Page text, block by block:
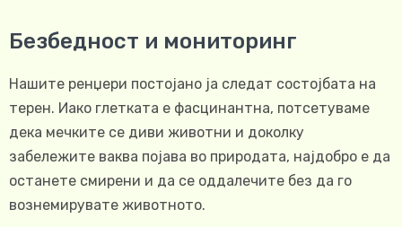
Безбедност и мониторинг
Нашите ренџери постојано ја следат состојбата на
терен. Иако глетката е фасцинантна, потсетуваме
дека мечките се диви животни и доколку
забележите ваква појава во природата, најдобро е да
останете смирени и да се оддалечите без да го
вознемирувате животното.